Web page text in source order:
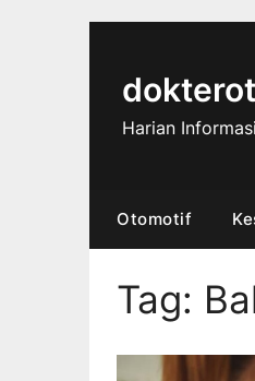
Harian
Otomotif
Tag: